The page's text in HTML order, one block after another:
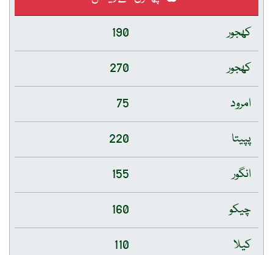
کھجور
190
کھجور
270
امرود
75
پپیتا
220
انگور
155
چیکو
160
کیلا
110